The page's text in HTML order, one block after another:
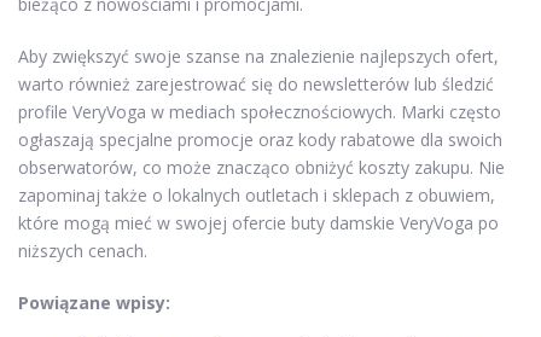
Aby zwiększyć swoje szanse na znalezienie najlepszych ofert,
warto również zarejestrować się do newsletterów lub śledzić
profile VeryVoga w mediach społecznościowych. Marki często
ogłaszają specjalne promocje oraz kody rabatowe dla swoich
obserwatorów, co może znacząco obniżyć koszty zakupu. Nie
zapominaj także o lokalnych outletach i sklepach z obuwiem,
które mogą mieć w swojej ofercie buty damskie VeryVoga po
niższych cenach.
Powiązane wpisy: